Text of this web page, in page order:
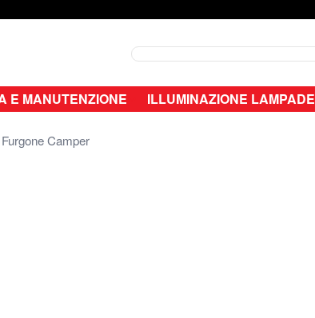
Search
E MANUTENZIONE ILLUMINAZIONE LAMPADE
Camper